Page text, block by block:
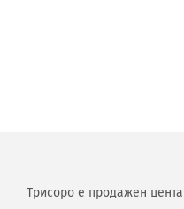
Трисоро е продажен